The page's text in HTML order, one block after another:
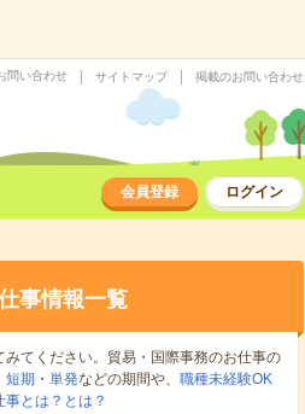
問い合わせ サイトマップ 掲載のお問い合わせ
会員登録 ログイン
事情報一覧
てください。貿易・国際事務のお仕事の
短期 ・ 単発などの期間や、 職種未経験OK
とは？とは？